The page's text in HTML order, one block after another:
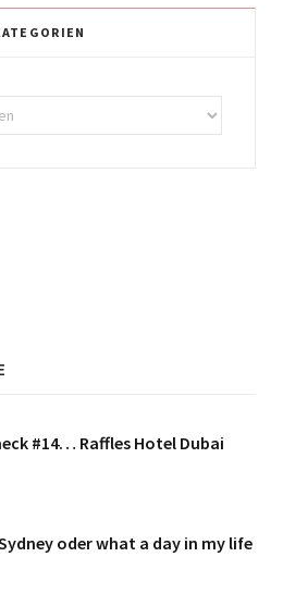
g
b
#14… Raffles Hotel Dubai
oder what a day in my life